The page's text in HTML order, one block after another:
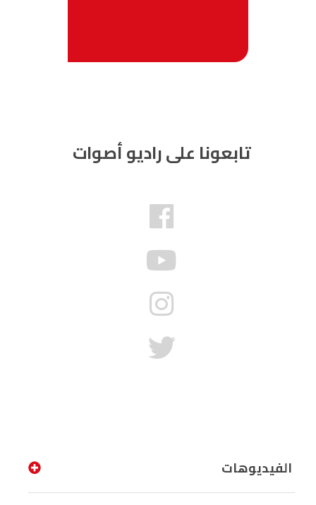
تابعونا على راديو أصوات
الفيديوهات